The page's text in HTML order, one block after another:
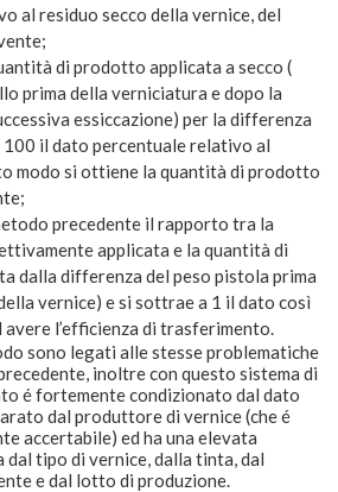
al residuo secco della vernice, del
di prodotto applicata a secco (
prima della verniciatura e dopo la
essiccazione) per la differenza
il dato percentuale relativo al
modo si ottiene la quantità di prodotto
precedente il rapporto tra la
applicata e la quantità di
dalla differenza del peso pistola prima
vernice) e si sottrae a 1 il dato così
l’efficienza di trasferimento.
sono legati alle stesse problematiche
inoltre con questo sistema di
é fortemente condizionato dal dato
dal produttore di vernice (che é
accertabile) ed ha una elevata
tipo di vernice, dalla tinta, dal
e dal lotto di produzione.